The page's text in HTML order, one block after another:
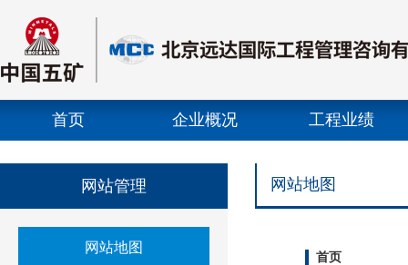
首页 企业概况
工程业绩
网站管理
网站地图
网站地图
首页